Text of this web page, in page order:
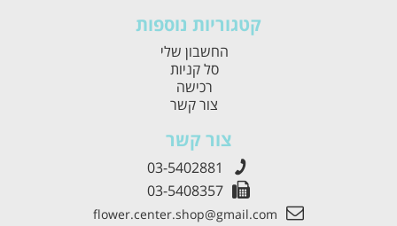
קטגוריות נוספות
החשבון שלי
סל קניות
רכישה
צור קשר
צור קשר
03-5402881
03-5408357
flower.center.shop@gmail.com